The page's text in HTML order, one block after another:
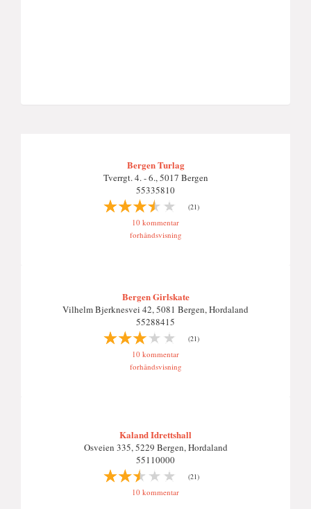
Bergen Turlag
Tverrgt. 4. - 6., 5017 Bergen
55335810
(21)
10 kommentar
forhåndsvisning
Bergen Girlskate
Vilhelm Bjerknesvei 42, 5081 Bergen, Hordaland
55288415
(21)
10 kommentar
forhåndsvisning
Kaland Idrettshall
Osveien 335, 5229 Bergen, Hordaland
55110000
(21)
10 kommentar